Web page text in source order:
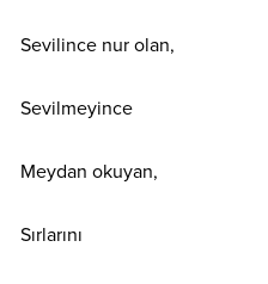
Sevilince nur olan,
Sevilmeyince
Meydan okuyan,
Sırlarını